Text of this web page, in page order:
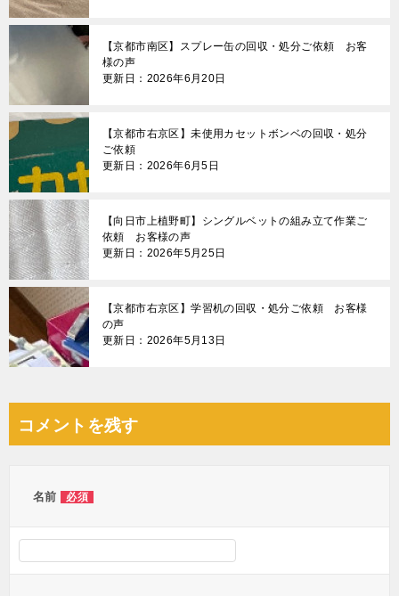
【京都市南区】スプレー缶の回収・処分ご依頼 お客
様の声
更新日：2026年6月20日
【京都市右京区】未使用カセットボンベの回収・処分
ご依頼
更新日：2026年6月5日
【向日市上植野町】シングルベットの組み立て作業ご
依頼 お客様の声
更新日：2026年5月25日
【京都市右京区】学習机の回収・処分ご依頼 お客様
の声
更新日：2026年5月13日
コメントを残す
名前 必須